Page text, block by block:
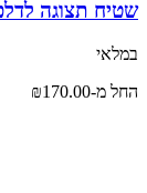
שטיח תצוגה
במלאי
החל מ-
₪170.00